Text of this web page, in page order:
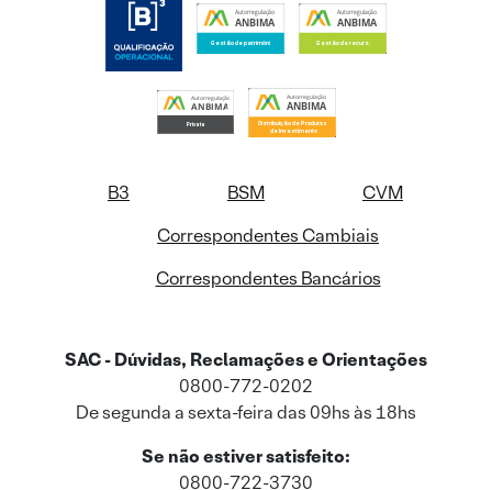
B3 BSM
CVM
Correspondentes Cambiais
Correspondentes Bancários
SAC - Dúvidas, Reclamações e Orientações
0800-772-0202
De segunda a sexta-feira das 09hs às 18hs
Se não estiver satisfeito:
0800-722-3730